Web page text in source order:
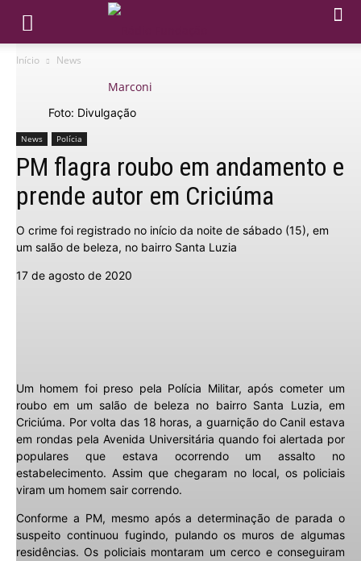
Início News
Foto: Divulgação
News Polícia
PM flagra roubo em andamento e
prende autor em Criciúma
O crime foi registrado no início da noite de sábado (15), em
um salão de beleza, no bairro Santa Luzia
17 de agosto de 2020
Um homem foi preso pela Polícia Militar, após cometer um
roubo em um salão de beleza no bairro Santa Luzia, em
Criciúma. Por volta das 18 horas, a guarnição do Canil estava
em rondas pela Avenida Universitária quando foi alertada por
populares que estava ocorrendo um assalto no
estabelecimento. Assim que chegaram no local, os policiais
viram um homem sair correndo.
Conforme a PM, mesmo após a determinação de parada o
suspeito continuou fugindo, pulando os muros de algumas
residências. Os policiais montaram um cerco e conseguiram